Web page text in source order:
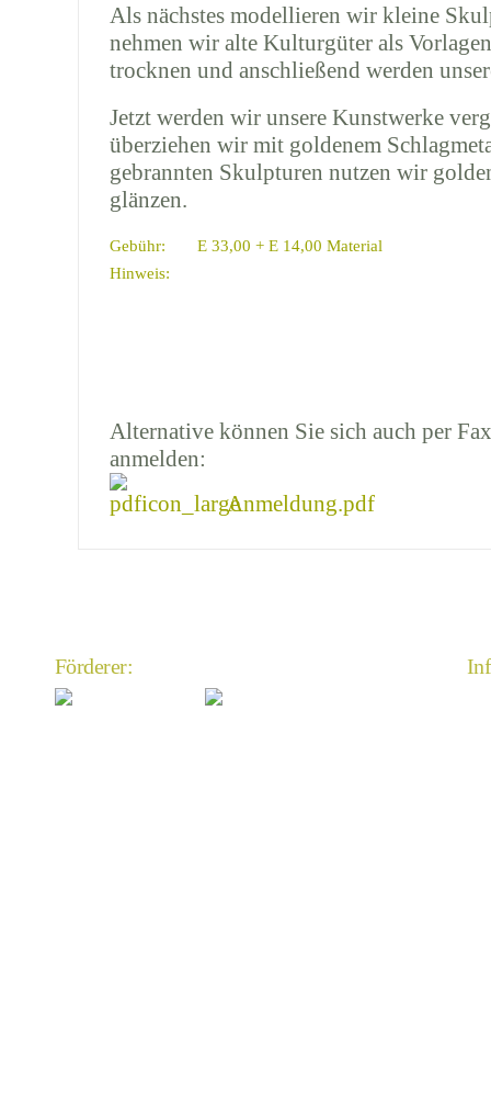
Als nächstes modellieren wir kleine
nehmen wir alte Kulturgüter als
trocknen und anschließend werden
Jetzt werden wir unsere Kunstwerke
überziehen wir mit goldenem
gebrannten Skulpturen nutzen wir
glänzen.
Gebühr:
E 33,00 + E 14,00 Material
Hinweis:
Alternative können Sie sich auch per
anmelden:
Anmeldung.pdf
Förderer: